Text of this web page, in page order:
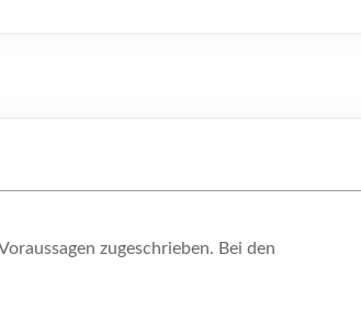
zugeschrieben. Bei den